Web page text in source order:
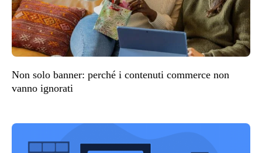
Non solo banner: perché i contenuti commerce non
vanno ignorati